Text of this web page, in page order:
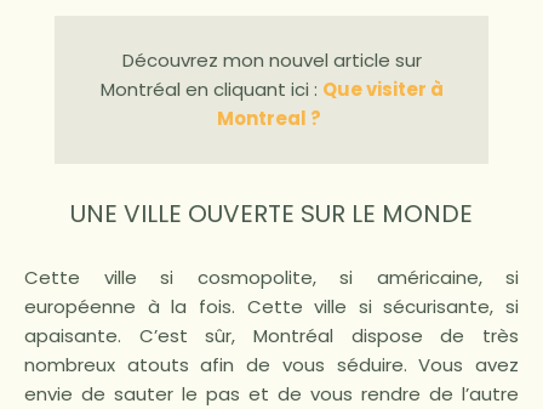
Découvrez mon nouvel article sur
Montréal en cliquant ici : Que visiter à
Montreal ?
UNE VILLE OUVERTE SUR LE MONDE
Cette ville si cosmopolite, si américaine, si
européenne à la fois. Cette ville si sécurisante, si
apaisante. C’est sûr, Montréal dispose de très
nombreux atouts afin de vous séduire. Vous avez
envie de sauter le pas et de vous rendre de l’autre